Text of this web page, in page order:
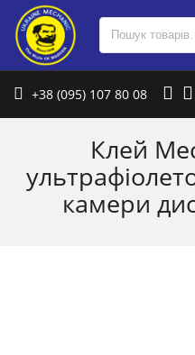
+38 (095) 107 80 08
Клей
камери